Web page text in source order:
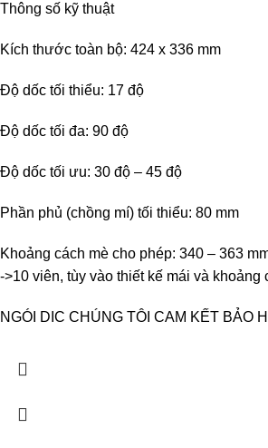
Thông số kỹ thuật
Kích thước toàn bộ: 424 x 336 mm
Độ dốc tối thiểu: 17 độ
Độ dốc tối đa: 90 độ
Độ dốc tối ưu: 30 độ – 45 độ
Phần phủ (chồng mí) tối thiểu: 80 mm
Khoảng cách mè cho phép: 340 – 363
->10 viên, tùy vào thiết kế mái và khoảng
NGÓI DIC CHÚNG TÔI CAM KẾT BẢO